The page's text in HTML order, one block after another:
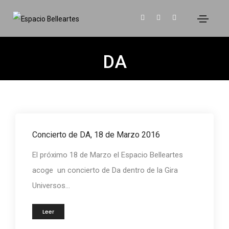
DA
Concierto de DA, 18 de Marzo 2016
El próximo 18 de Marzo el Espacio Belleartes
acoge un concierto de Da dentro de la Gira
Universos...
Leer